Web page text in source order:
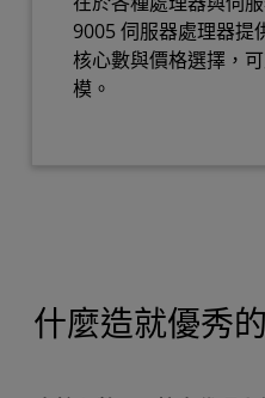
9005 伺服器處理器提
核心數與價格選擇，
模。
什麼造就優秀